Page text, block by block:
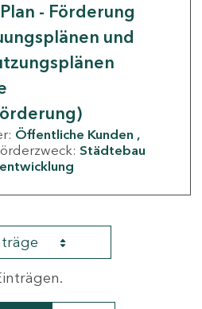
- Förderung
und
Öffentliche Kunden
Städtebau